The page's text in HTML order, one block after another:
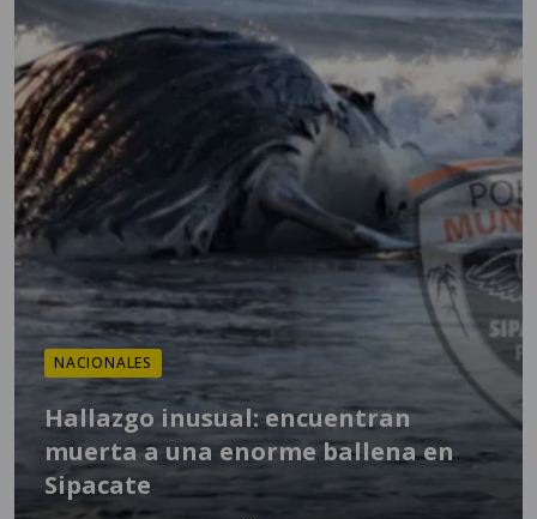
NACIONALES
Hallazgo inusual: encuentran
muerta a una enorme ballena en
Sipacate